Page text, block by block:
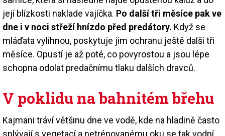
její blízkosti naklade vajíčka. Po další tři měsíce pak ve
dne i v noci střeží hnízdo před predátory. Když se
mláďata vylíhnou, poskytuje jim ochranu ještě další tři
měsíce. Opustí je až poté, co povyrostou a jsou lépe
schopna odolat predačnímu tlaku dalších dravců.
V poklidu na bahnitém břehu
Kajmani tráví většinu dne ve vodě, kde na hladině často
splývají s vegetací a netrénovanému oku se tak vodní